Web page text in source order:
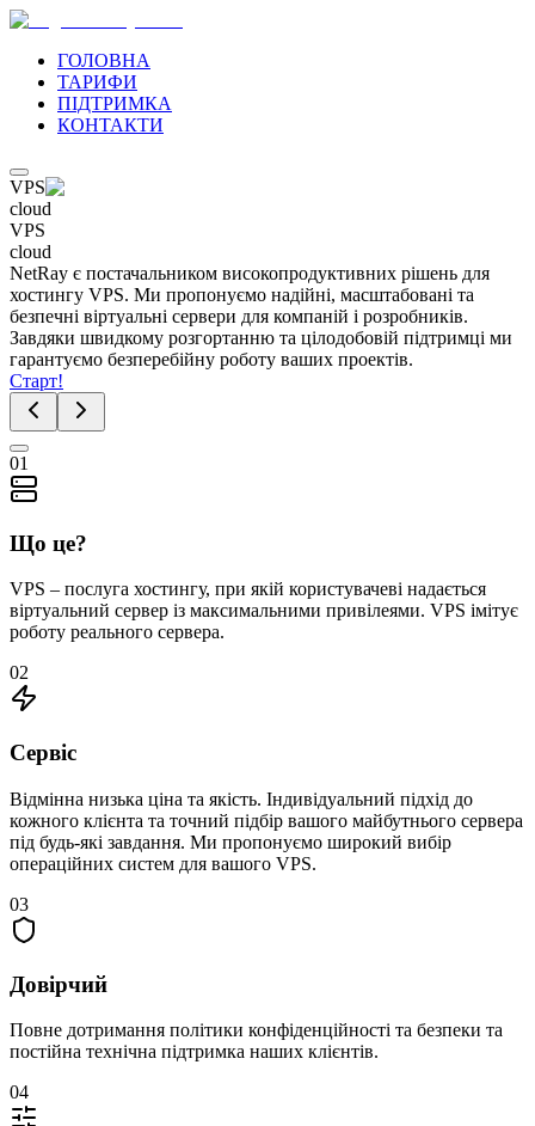
ГОЛОВНА
ТАРИФИ
ПІДТРИМКА
КОНТАКТИ
VPS
cloud
VPS
cloud
NetRay є постачальником високопродуктивних рішень для
хостингу VPS. Ми пропонуємо надійні, масштабовані та
безпечні віртуальні сервери для компаній і розробників.
Завдяки швидкому розгортанню та цілодобовій підтримці ми
гарантуємо безперебійну роботу ваших проектів.
Старт!
01
Що це?
VPS – послуга хостингу, при якій користувачеві надається
віртуальний сервер із максимальними привілеями. VPS імітує
роботу реального сервера.
02
Сервіс
Відмінна низька ціна та якість. Індивідуальний підхід до
кожного клієнта та точний підбір вашого майбутнього сервера
під будь-які завдання. Ми пропонуємо широкий вибір
операційних систем для вашого VPS.
03
Довірчий
Повне дотримання політики конфіденційності та безпеки та
постійна технічна підтримка наших клієнтів.
04